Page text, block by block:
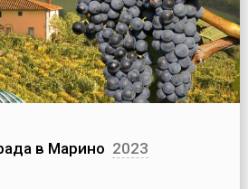
в Марино 2023